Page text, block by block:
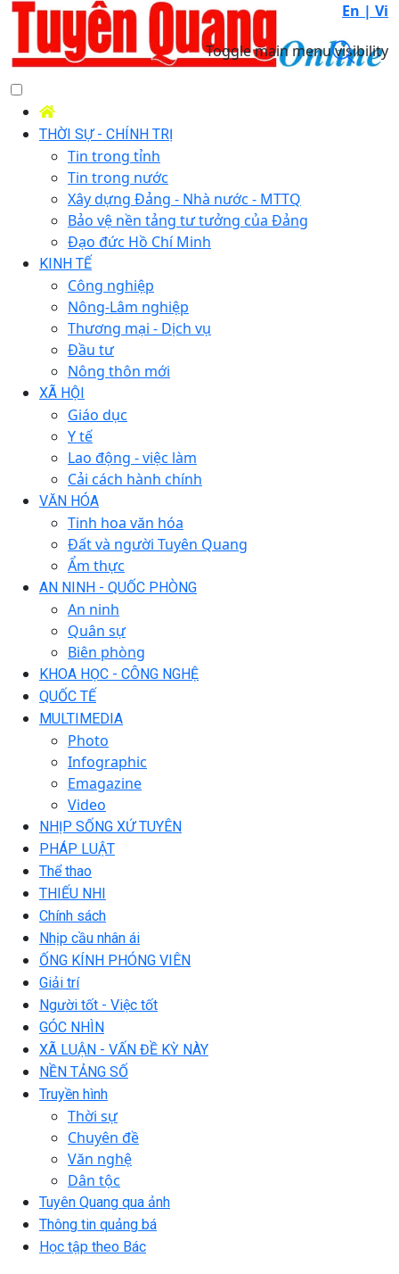
En | Vi
Toggle main menu visibility
THỜI SỰ - CHÍNH TRỊ
Tin trong tỉnh
Tin trong nước
Xây dựng Đảng - Nhà nước - MTTQ
Bảo vệ nền tảng tư tưởng của Đảng
Đạo đức Hồ Chí Minh
KINH TẾ
Công nghiệp
Nông-Lâm nghiệp
Thương mại - Dịch vụ
Đầu tư
Nông thôn mới
XÃ HỘI
Giáo dục
Y tế
Lao động - việc làm
Cải cách hành chính
VĂN HÓA
Tinh hoa văn hóa
Đất và người Tuyên Quang
Ẩm thực
AN NINH - QUỐC PHÒNG
An ninh
Quân sự
Biên phòng
KHOA HỌC - CÔNG NGHỆ
QUỐC TẾ
MULTIMEDIA
Photo
Infographic
Emagazine
Video
NHỊP SỐNG XỨ TUYÊN
PHÁP LUẬT
Thể thao
THIẾU NHI
Chính sách
Nhịp cầu nhân ái
ỐNG KÍNH PHÓNG VIÊN
Giải trí
Người tốt - Việc tốt
GÓC NHÌN
XÃ LUẬN - VẤN ĐỀ KỲ NÀY
NỀN TẢNG SỐ
Truyền hình
Thời sự
Chuyên đề
Văn nghệ
Dân tộc
Tuyên Quang qua ảnh
Thông tin quảng bá
Học tập theo Bác